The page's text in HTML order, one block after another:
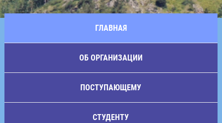
ГЛАВНАЯ
ОБ ОРГАНИЗАЦИИ
ПОСТУПАЮЩЕМУ
СТУДЕНТУ